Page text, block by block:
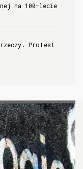
na 100-lecie
Protest